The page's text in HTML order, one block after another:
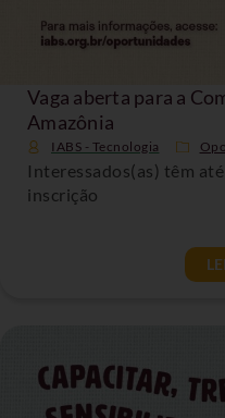
Vaga aberta para a
Amazônia
IABS - Tecnologia
Interessados(as) têm
inscrição